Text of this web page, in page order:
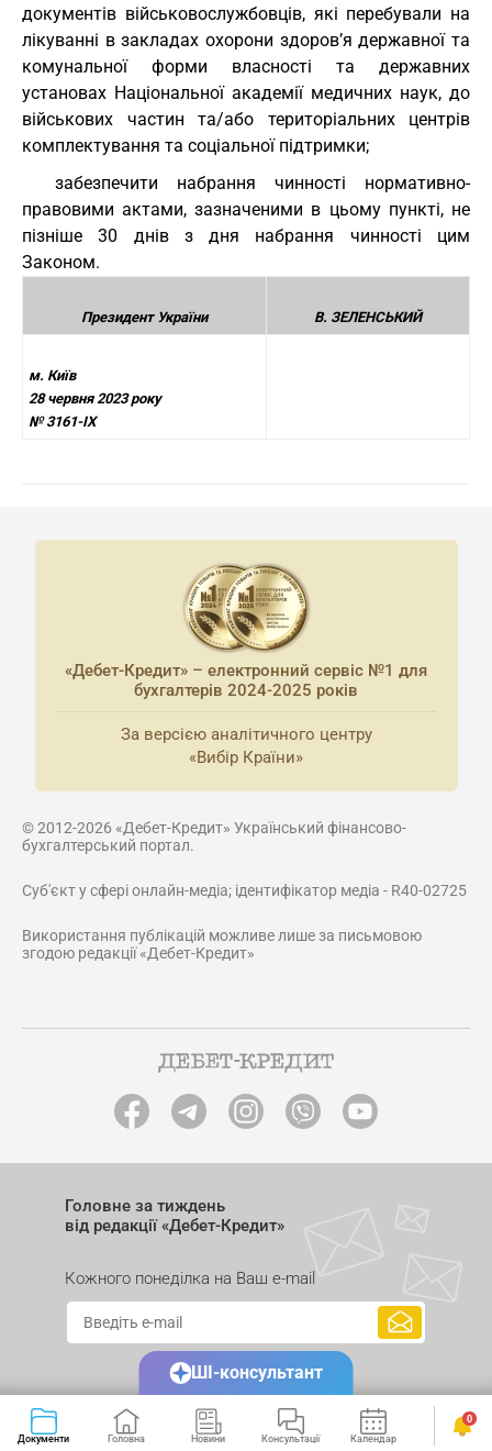
документів військовослужбовців, які перебували на
лікуванні в закладах охорони здоров’я державної та
комунальної форми власності та державних
установах Національної академії медичних наук, до
військових частин та/або територіальних центрів
комплектування та соціальної підтримки;
забезпечити набрання чинності нормативно-
правовими актами, зазначеними в цьому пункті, не
пізніше 30 днів з дня набрання чинності цим
Законом.
Президент України В. ЗЕЛЕНСЬКИЙ
м. Київ
28 червня 2023 року
№ 3161-IX
«Дебет-Кредит» – електронний сервіс №1 для
бухгалтерів 2024-2025 років
За версією аналітичного центру
«Вибір Країни»
© 2012-2026 «Дебет-Кредит» Український фінансово-
бухгалтерський портал.
Суб'єкт у сфері онлайн-медіа; ідентифікатор медіа - R40-02725
Використання публікацій можливе лише за письмовою
згодою редакції «Дебет-Кредит»
Головне за тиждень
від редакції «Дебет-Кредит»
Кожного понеділка на Ваш e-mail
Документи Головна Новини Консультації Календар Сервіси
0
ШІ-консультант